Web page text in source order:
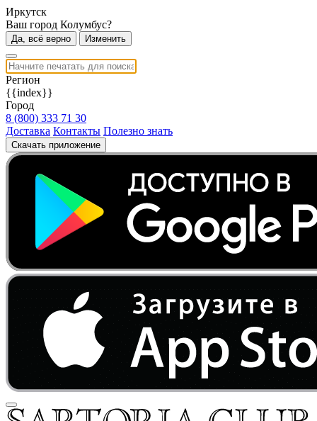
Иркутск
Ваш город Колумбус?
Да, всё верно Изменить
Регион
{{index}}
Город
8 (800) 333 71 30
Доставка Контакты Полезно знать
Скачать приложение